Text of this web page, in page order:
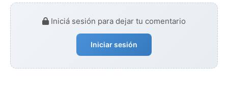
Iniciá sesión para dejar tu comentario
Iniciar sesión